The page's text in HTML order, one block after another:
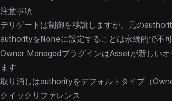
注意事項
デリゲートは制御を移譲しますが、元の
authorityをNoneに設定することは永続的で不
Owner ManagedプラグインはAssetが新しい
ます
取り消しはauthorityをデフォルトタイプ（
クイックリファレンス